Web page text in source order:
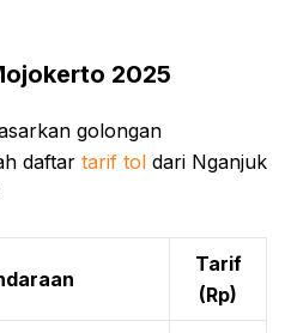
2025
golongan
daftar tarif tol dari Nganjuk
Tarif
(Rp)